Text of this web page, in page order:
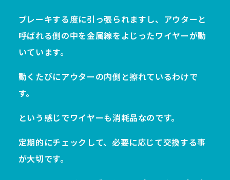
ブレーキする度に引っ張られますし、アウターと
呼ばれる側の中を金属線をよじったワイヤーが動
いています。
動くたびにアウターの内側と擦れているわけで
す。
という感じでワイヤーも消耗品なのです。
定期的にチェックして、必要に応じて交換する事
が大切です。